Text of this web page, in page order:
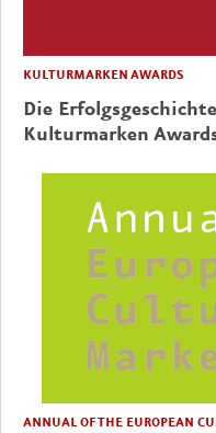
KULTURMARKEN AWARDS
Die
Kulturmarken
ANNUAL OF THE EUROPEAN